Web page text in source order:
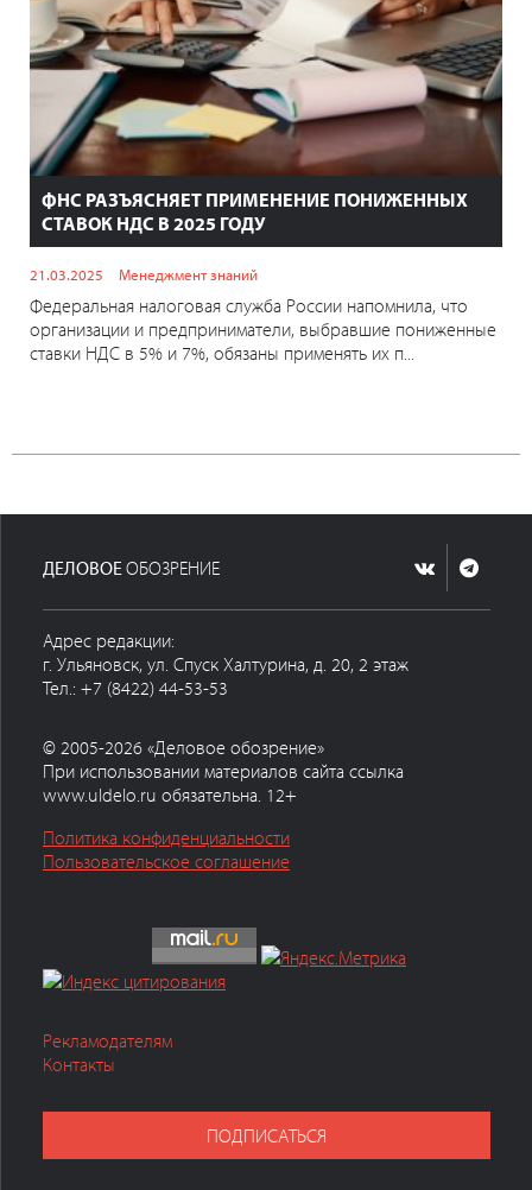
ФНС РАЗЪЯСНЯЕТ ПРИМЕНЕНИЕ ПОНИЖЕННЫХ
СТАВОК НДС В 2025 ГОДУ
21.03.2025 Менеджмент знаний
Федеральная налоговая служба России напомнила, что
организации и предприниматели, выбравшие пониженные
ставки НДС в 5% и 7%, обязаны применять их п...
ДЕЛОВОЕ ОБОЗРЕНИЕ
Адрес редакции:
г. Ульяновск, ул. Спуск Халтурина, д. 20, 2 этаж
Тел.: +7 (8422) 44-53-53
© 2005-2026 «Деловое обозрение»
При использовании материалов сайта ссылка
www.uldelo.ru обязательна. 12+
Политика конфиденциальности
Пользовательское соглашение
Рекламодателям
Контакты
ПОДПИСАТЬСЯ